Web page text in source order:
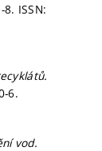
8. ISSN:
6.
vod.